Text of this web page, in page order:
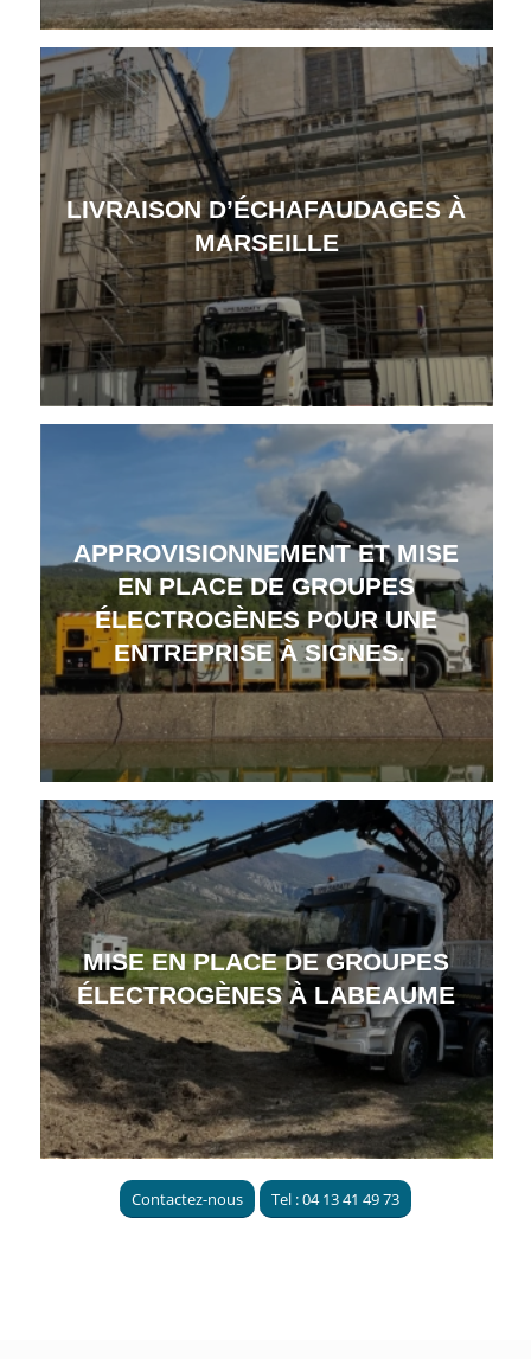
LIVRAISON D’ÉCHAFAUDAGES À
MARSEILLE
APPROVISIONNEMENT ET MISE
EN PLACE DE GROUPES
ÉLECTROGÈNES POUR UNE
ENTREPRISE À SIGNES.
MISE EN PLACE DE GROUPES
ÉLECTROGÈNES À LABEAUME
Contactez-nous Tel : 04 13 41 49 73